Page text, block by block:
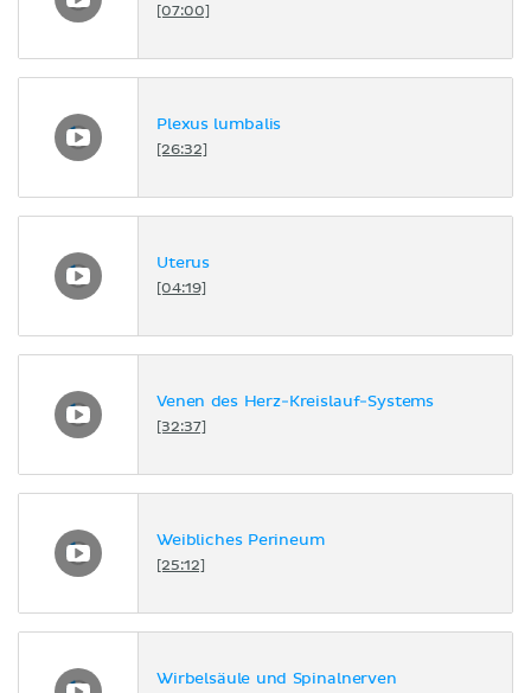
[07:00]
Plexus lumbalis
[26:32]
Uterus
[04:19]
Venen des Herz-Kreislauf-Systems
[32:37]
Weibliches Perineum
[25:12]
Wirbelsäule und Spinalnerven